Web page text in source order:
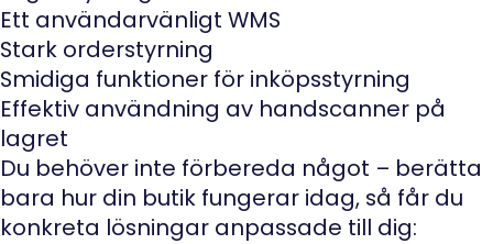
Ett användarvänligt WMS
Stark orderstyrning
Smidiga funktioner för inköpsstyrning
Effektiv användning av handscanner på
lagret
Du behöver inte förbereda något – berätta
bara hur din butik fungerar idag, så får du
konkreta lösningar anpassade till dig: